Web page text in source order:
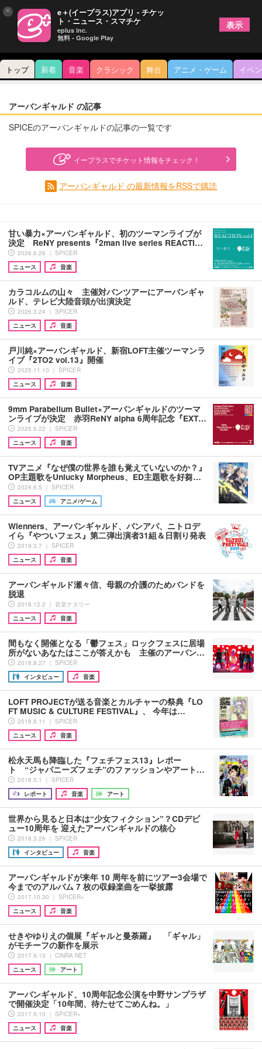
トップ 新着 音楽 クラシック 舞台 アニメ・ゲーム イベ
アーバンギャルド の記事
SPICEのアーバンギャルドの記事の一覧です
イープラスでチケット情報をチェック！
アーバンギャルド の最新情報をRSSで購読
甘い暴力×アーバンギャルド、初のツーマンライブが
決定 ReNY presents『2man live series REACTI…
2026.6.26 ｜ SPICER
ニュース
音楽
カラコルムの山々 主催対バンツアーにアーバンギャ
ルド、テレビ大陸音頭が出演決定
2026.3.24 ｜ SPICER
ニュース
音楽
戸川純×アーバンギャルド、新宿LOFT主催ツーマンラ
イブ『2TO2 vol.13』開催
2025.11.10 ｜ SPICER
ニュース
音楽
9mm Parabellum Bullet×アーバンギャルドのツーマ
ンライブが決定 赤羽ReNY alpha 6周年記念『EXT…
2025.6.22 ｜ SPICER
ニュース
音楽
TVアニメ『なぜ僕の世界を誰も覚えていないのか？』
OP主題歌をUnlucky Morpheus、ED主題歌を好芻…
2024.6.5 ｜ SPICER
ニュース
アニメ/ゲーム
Wienners、アーバンギャルド、バンアパ、ニトロデ
イら『やついフェス』第二弾出演者31組＆日割り発表
2019.3.7 ｜ SPICER
ニュース
音楽
アーバンギャルド瀬々信、母親の介護のためバンドを
脱退
2018.12.2 ｜ 音楽ナタリー
ニュース
音楽
間もなく開催となる「鬱フェス」ロックフェスに居場
所がないあなたはここが答えかも 主催のアーバン…
2018.8.27 ｜ SPICER
インタビュー
音楽
LOFT PROJECTが送る音楽とカルチャーの祭典『LO
FT MUSIC & CULTURE FESTIVAL』、 今年は…
2018.8.11 ｜ SPICER
ニュース
音楽
松永天馬も降臨した『フェチフェス13』レポー
ト “ジャパニーズフェチ”のファッションやアート…
2018.5.1 ｜ SPICER
レポート
音楽 アート
世界から見ると日本は“少女フィクション”？CDデビ
ュー10周年を 迎えたアーバンギャルドの核心
2018.3.26 ｜ SPICER
インタビュー
音楽
アーバンギャルドが来年 10 周年を前にツアー3会場で
今までのアルバム 7 枚の収録楽曲を一挙披露
2017.10.30 ｜ SPICER+
ニュース
音楽
せきやゆりえの個展『ギャルと曼荼羅』 「ギャル」
がモチーフの新作を展示
2017.9.13 ｜ CINRA.NET
ニュース
アート
アーバンギャルド、10周年記念公演を中野サンプラザ
で開催決定「10年間、待たせてごめんね。」
2017.9.10 ｜ SPICER+
ニュース
音楽
× e＋(イープラス)アプリ - チケッ
ト・ニュース・スマチケ
eplus inc.
無料 - Google Play
表示